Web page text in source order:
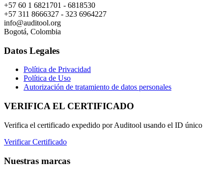
+57 60 1 6821701 - 6818530
+57 311 8666327 - 323 6964227
info@auditool.org
Bogotá, Colombia
Datos Legales
Política de Privacidad
Política de Uso
Autorización de tratamiento de datos personales
VERIFICA EL CERTIFICADO
Verifica el certificado expedido por Auditool usando el ID único
Verificar Certificado
Nuestras marcas